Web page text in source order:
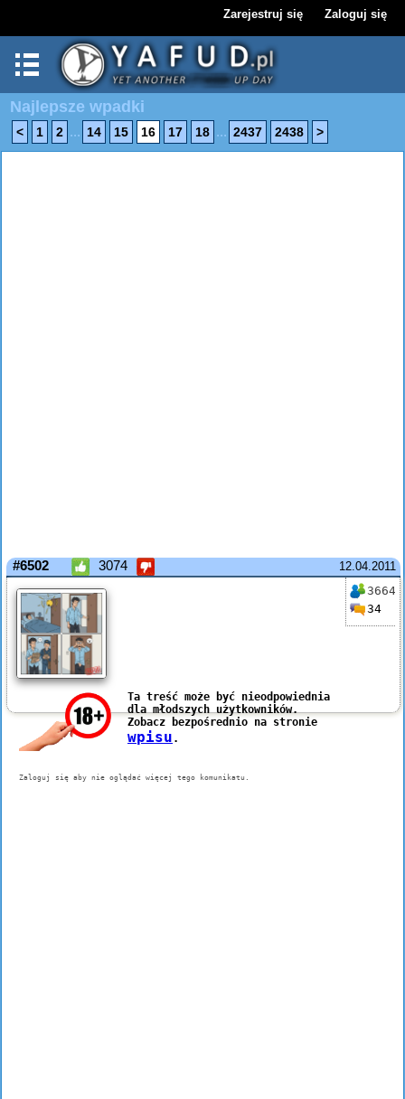
Zarejestruj się Zaloguj się
Najlepsze wpadki
< 1 2 ... 14 15 16 17 18 ... 2437 2438 >
12.04.2011
#6502 3074
3664
34